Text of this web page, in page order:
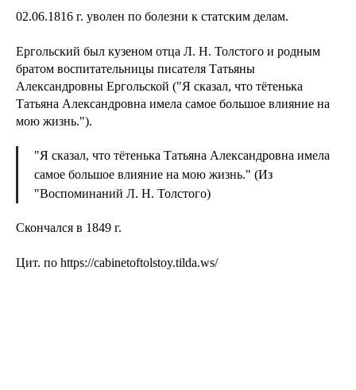
02.06.1816 г. уволен по болезни к статским делам.
Ергольский был кузеном отца Л. Н. Толстого и родным
братом воспитательницы писателя Татьяны
Александровны Ергольской ("Я сказал, что тётенька
Татьяна Александровна имела самое большое влияние на
мою жизнь.").
"Я сказал, что тётенька Татьяна Александровна имела
самое большое влияние на мою жизнь." (Из
"Воспоминаний Л. Н. Толстого)
Скончался в 1849 г.
Цит. по https://cabinetoftolstoy.tilda.ws/